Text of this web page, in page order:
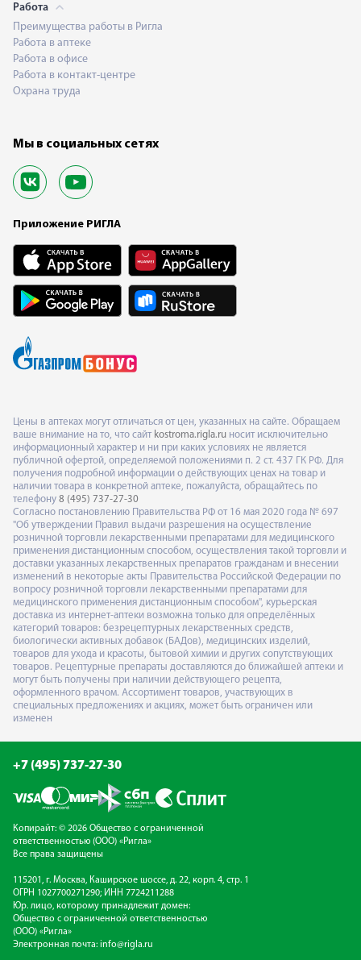
Работа
Преимущества работы в Ригла
Работа в аптеке
Работа в офисе
Работа в контакт-центре
Охрана труда
Мы в социальных сетях
Приложение РИГЛА
Цены в аптеках могут отличаться от цен, указанных на сайте. Обращаем
ваше внимание на то, что сайт kostroma.rigla.ru носит исключительно
информационный характер и ни при каких условиях не является
публичной офертой, определяемой положениями п. 2 ст. 437 ГК РФ. Для
получения подробной информации о действующих ценах на товар и
наличии товара в конкретной аптеке, пожалуйста, обращайтесь по
телефону 8 (495) 737-27-30
Согласно постановлению Правительства РФ от 16 мая 2020 года № 697
"Об утверждении Правил выдачи разрешения на осуществление
розничной торговли лекарственными препаратами для медицинского
применения дистанционным способом, осуществления такой торговли и
доставки указанных лекарственных препаратов гражданам и внесении
изменений в некоторые акты Правительства Российской Федерации по
вопросу розничной торговли лекарственными препаратами для
медицинского применения дистанционным способом", курьерская
доставка из интернет-аптеки возможна только для определённых
категорий товаров: безрецептурных лекарственных средств,
биологически активных добавок (БАДов), медицинских изделий,
товаров для ухода и красоты, бытовой химии и других сопутствующих
товаров. Рецептурные препараты доставляются до ближайшей аптеки и
могут быть получены при наличии действующего рецепта,
оформленного врачом. Ассортимент товаров, участвующих в
специальных предложениях и акциях, может быть ограничен или
изменен
+7 (495) 737-27-30
Копирайт: © 2026 Общество с ограниченной
ответственностью (ООО) «Ригла»
Все права защищены
115201, г. Москва, Каширское шоссе, д. 22, корп. 4, стр. 1
ОГРН 1027700271290; ИНН 7724211288
Юр. лицо, которому принадлежит домен:
Общество с ограниченной ответственностью
(ООО) «Ригла»
Электронная почта: info@rigla.ru